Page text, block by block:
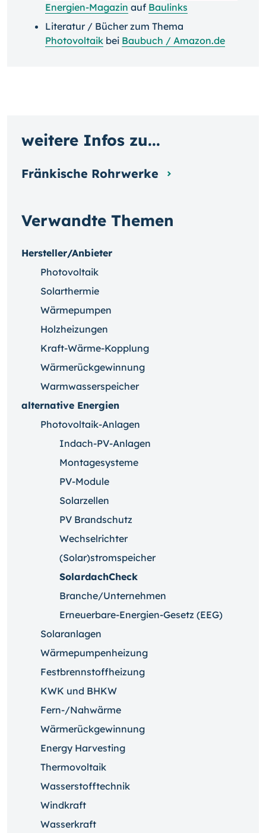
Energien-Magazin auf Baulinks
Literatur / Bücher zum Thema
Photovoltaik bei Baubuch / Amazon.de
Verwandte Themen
Hersteller/Anbieter
Photovoltaik
Solarthermie
Wärmepumpen
Holzheizungen
Kraft-Wärme-Kopplung
Wärmerückgewinnung
Warmwasserspeicher
alternative Energien
Photovoltaik-Anlagen
Indach-PV-Anlagen
Montagesysteme
PV-Module
Solarzellen
PV Brandschutz
Wechselrichter
(Solar)stromspeicher
SolardachCheck
Branche/Unternehmen
Erneuerbare-Energien-Gesetz (EEG)
Solaranlagen
Wärmepumpenheizung
Festbrennstoffheizung
KWK und BHKW
Fern-/Nahwärme
Wärmerückgewinnung
Energy Harvesting
Thermovoltaik
Wasserstofftechnik
Windkraft
Wasserkraft
weitere Infos zu...
Fränkische Rohrwerke